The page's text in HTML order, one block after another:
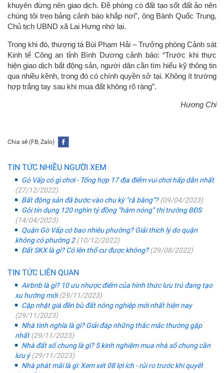
khuyên đừng nên giao dịch. Đề phòng cò đất tạo sốt đất ảo nên
chúng tôi treo bảng cảnh báo khắp nơi”, ông Bành Quốc Trung,
Chủ tịch UBND xã Lai Hưng nhớ lại.
Trong khi đó, thượng tá Bùi Phạm Hải – Trưởng phòng Cảnh sát
Kinh tế Công an tỉnh Bình Dương cảnh báo: “Trước khi thực
hiện giao dịch bất động sản, người dân cần tìm hiểu kỹ thông tin
qua nhiều kênh, trong đó có chính quyền sở tại. Không ít trường
hợp trắng tay sau khi mua đất không rõ ràng”.
Hương Chi
Chia sẽ (FB, Zalo)
TIN TỨC NHIỀU NGƯỜI XEM
Gò Vấp có gì chơi - Tổng hợp 17 địa điểm vui chơi hấp dẫn nhất
(27/12/2022)
Bất động sản đã bước vào chu kỳ “rã băng”?(09/04/2023)
Gói tín dụng 120 nghìn tỷ đồng “hâm nóng” thị trường BĐS
(14/04/2023)
Quận Gò Vấp có bao nhiêu phường? Giải thích lý do quận
không có phường 2(10/12/2022)
Đất SKX là gì? Có lên thổ cư được không?(29/08/2022)
TIN TỨC LIÊN QUAN
Airbnb là gì? 10 ưu nhược điểm của hình thức lưu trú đang tạo
xu hướng mới(29/11/2023)
Cập nhật giá đền bù đất nông nghiệp mới nhất hiện nay
(29/11/2023)
Nhà tình nghĩa là gì? Giải đáp những thắc mắc thường gặp
nhất(29/11/2023)
Nhà đất sổ chung là gì? 5 kinh nghiệm mua nhà sổ chung cần
lưu ý(29/11/2023)
Nhà phát mãi là gì: Xem xét 08 lợi ích - rủi ro trước khi quyết